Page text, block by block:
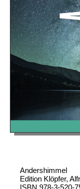
Andershimmel
Edition Klöpfer,